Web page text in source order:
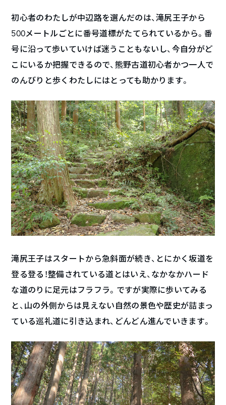
初心者のわたしが中辺路を選んだのは、滝尻王子から
500メートルごとに番号道標がたてられているから。番
号に沿って歩いていけば迷うこともないし、今自分がど
こにいるか把握できるので、熊野古道初心者かつ一人で
のんびりと歩くわたしにはとっても助かります。
滝尻王子はスタートから急斜面が続き、とにかく坂道を
登る登る！整備されている道とはいえ、なかなかハード
な道のりに足元はフラフラ。ですが実際に歩いてみる
と、山の外側からは見えない自然の景色や歴史が詰まっ
ている巡礼道に引き込まれ、どんどん進んでいきます。